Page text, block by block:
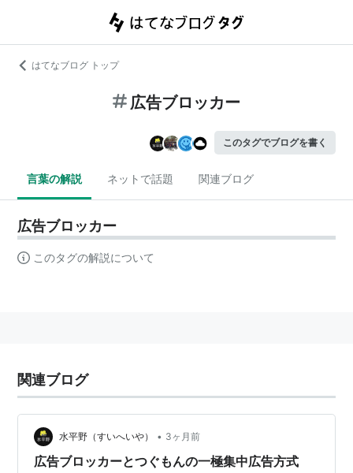
はてなブログ トップ
広告ブロッカー
このタグでブログを書く
言葉の解説 ネットで話題 関連ブログ
広告ブロッカー
このタグの解説について
関連ブログ
水平野（すいへいや） • 3ヶ月前
広告ブロッカーとつぐもんの一極集中広告方式